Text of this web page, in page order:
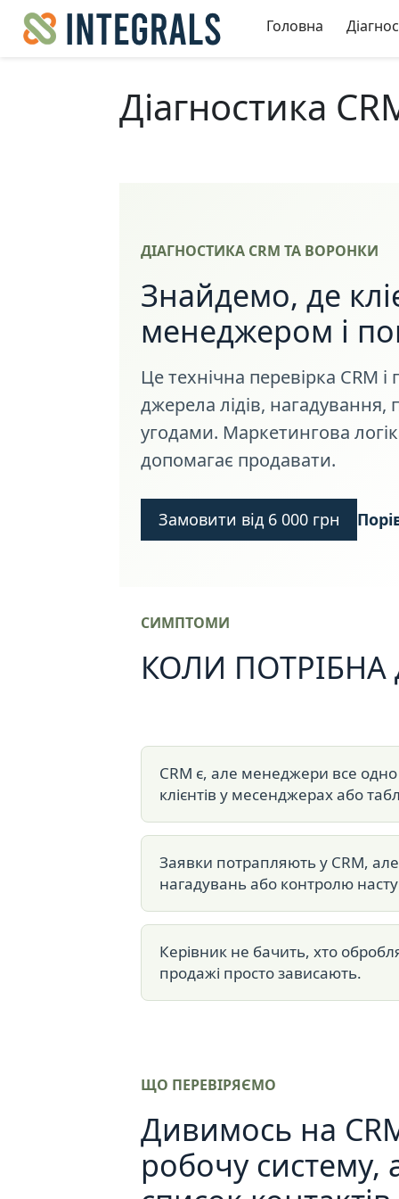
Головна
Діагностика
ДІАГНОСТИКА CRM ТА ВОРОНКИ
Знайдемо, де
менеджером і
Це технічна перевірка CRM
джерела лідів,
угодами. Маркетингова
допомагає продавати.
Замовити від 6 000 грн
СИМПТОМИ
КОЛИ ПОТРІБНА
CRM є, але менеджери все
клієнтів у месенджерах або
Заявки потрапляють у CRM,
нагадувань або контролю
Керівник не бачить, хто
продажі просто зависають.
ЩО ПЕРЕВІРЯЄМО
Дивимось на
робочу систему,